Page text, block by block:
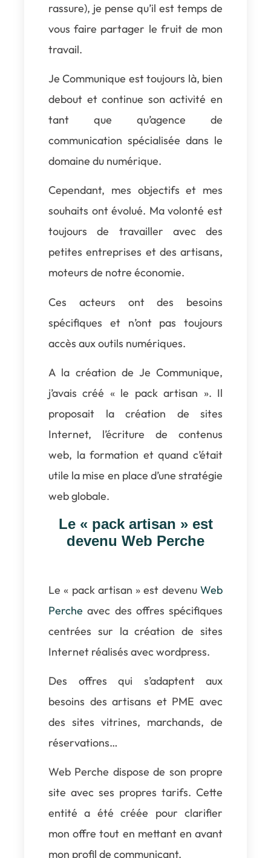
rassure), je pense qu’il est temps de
vous faire partager le fruit de mon
travail.
Je Communique est toujours là, bien
debout et continue son activité en
tant que qu’agence de
communication spécialisée dans le
domaine du numérique.
Cependant, mes objectifs et mes
souhaits ont évolué. Ma volonté est
toujours de travailler avec des
petites entreprises et des artisans,
moteurs de notre économie.
Ces acteurs ont des besoins
spécifiques et n’ont pas toujours
accès aux outils numériques.
A la création de Je Communique,
j’avais créé « le pack artisan ». Il
proposait la création de sites
Internet, l’écriture de contenus
web, la formation et quand c’était
utile la mise en place d’une stratégie
web globale.
Le « pack artisan » est
devenu Web Perche
Le « pack artisan » est devenu Web
Perche avec des offres spécifiques
centrées sur la création de sites
Internet réalisés avec wordpress.
Des offres qui s’adaptent aux
besoins des artisans et PME avec
des sites vitrines, marchands, de
réservations…
Web Perche dispose de son propre
site avec ses propres tarifs. Cette
entité a été créée pour clarifier
mon offre tout en mettant en avant
mon profil de communicant.